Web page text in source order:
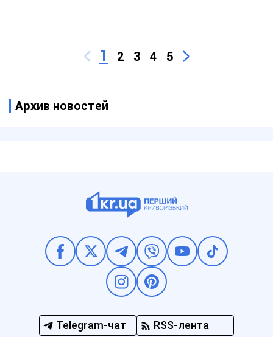
1 2 3 4 5
Архив новостей
Telegram-чат RSS-лента